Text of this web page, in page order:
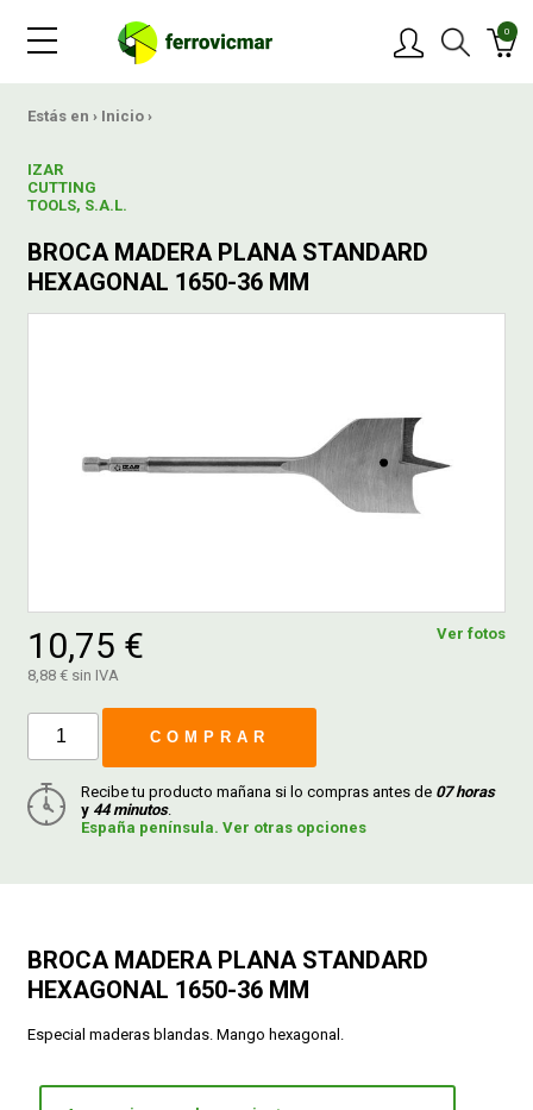
0
Estás en › Inicio ›
IZAR
CUTTING
TOOLS, S.A.L.
BROCA MADERA PLANA STANDARD
HEXAGONAL 1650-36 MM
Ver fotos
10,75 €
8,88 € sin IVA
COMPRAR
Recibe tu producto mañana si lo compras antes de 07 horas
y 44 minutos.
España península. Ver otras opciones
BROCA MADERA PLANA STANDARD
HEXAGONAL 1650-36 MM
Especial maderas blandas. Mango hexagonal.
OFERTAS
CONTACTAR
CATÁLOGOS
GUÍAS
DEVOLUCIONES
FORMAS DE PAGO